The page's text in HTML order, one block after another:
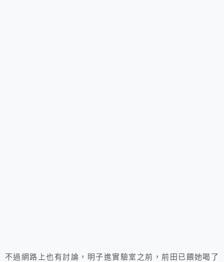
不過網路上也有討論，明子進實驗室之前，前田已餵她喝了